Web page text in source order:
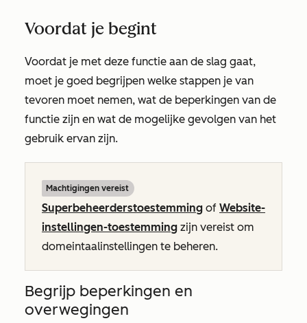
Voordat je begint
Voordat je met deze functie aan de slag gaat,
moet je goed begrijpen welke stappen je van
tevoren moet nemen, wat de beperkingen van de
functie zijn en wat de mogelijke gevolgen van het
gebruik ervan zijn.
Machtigingen vereist
Superbeheerderstoestemming of Website-
instellingen-toestemming zijn vereist om
domeintaalinstellingen te beheren.
Begrijp beperkingen en
overwegingen